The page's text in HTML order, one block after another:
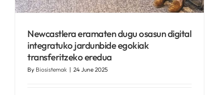
Newcastlera eramaten dugu osasun digital
integratuko jardunbide egokiak
transferitzeko eredua
By Biosistemak | 24 June 2025